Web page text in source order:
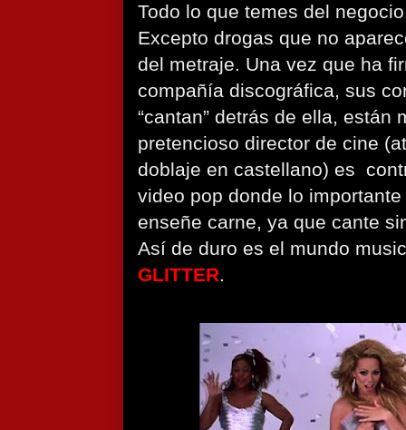
Todo lo que temes del
Excepto drogas que no
del metraje. Una vez que ha
compañía discográfica, sus
“cantan” detrás de ella, están
pretencioso director de cine
doblaje en castellano) es
video pop donde lo
enseñe carne, ya que cante
Así de duro es el mundo
GLITTER.